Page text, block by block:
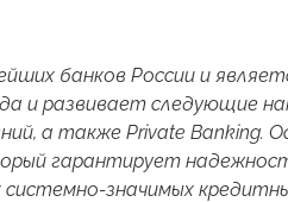
банков России и
и развивает следующие
а также Private
гарантирует
значимых